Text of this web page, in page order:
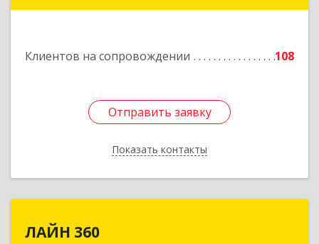
Клиентов на сопровождении 108
Отправить заявку
Показать контакты
Отправить заявку
Назад
ЛАЙН 360